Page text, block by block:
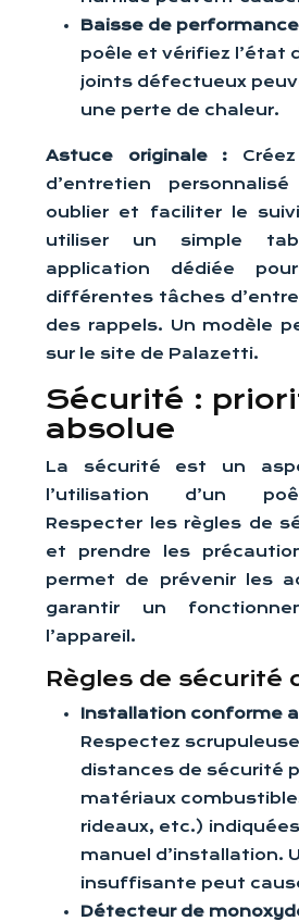
Baisse de
poêle et vérifiez l’état
joints défectueux
une perte de chaleur.
Astuce originale :
d’entretien
oublier et faciliter le
utiliser un simple
application dédiée
différentes tâches
des rappels. Un modèle
sur le site de Palazetti.
Sécurité :
absolue
La sécurité est un
l’utilisation d’un
Respecter les règles de
et prendre les
permet de prévenir les
garantir un
l’appareil.
Règles de sécurité
Installation conforme
Respectez
distances de sécurité
matériaux
rideaux, etc.)
manuel d’installation.
insuffisante peut
Détecteur de